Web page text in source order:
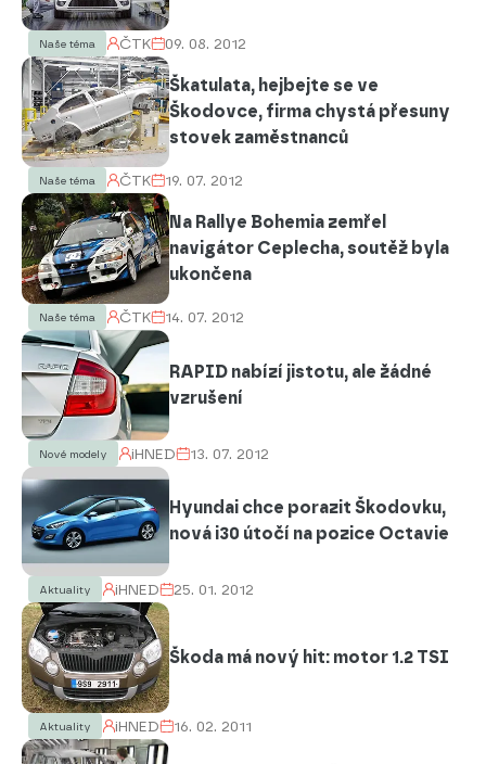
Naše téma ČTK 09. 08. 2012
Škatulata, hejbejte se ve
Škodovce, firma chystá přesuny
stovek zaměstnanců
Naše téma ČTK 19. 07. 2012
Na Rallye Bohemia zemřel
navigátor Ceplecha, soutěž byla
ukončena
Naše téma ČTK 14. 07. 2012
RAPID nabízí jistotu, ale žádné
vzrušení
Nové modely iHNED 13. 07. 2012
Hyundai chce porazit Škodovku,
nová i30 útočí na pozice Octavie
Aktuality iHNED 25. 01. 2012
Škoda má nový hit: motor 1.2 TSI
Aktuality iHNED 16. 02. 2011